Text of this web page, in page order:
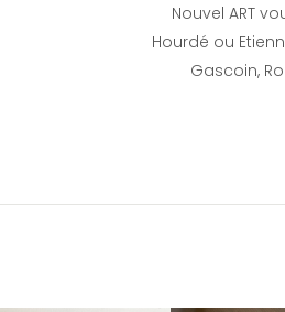
Nouvel ART
Hourdé ou
Gascoin,